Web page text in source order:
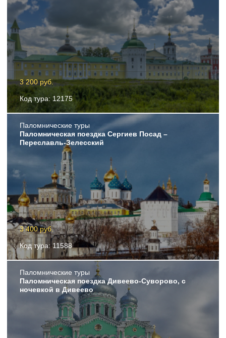
3 200 руб.
Код тура: 12175
Пaломнические туры
Паломническая поездка Сергиев Посад –
Переславль-Зелесский
3 400 руб.
Код тура: 11588
Пaломнические туры
Паломническая поездка Дивеево-Суворово, с
ночевкой в Дивеево